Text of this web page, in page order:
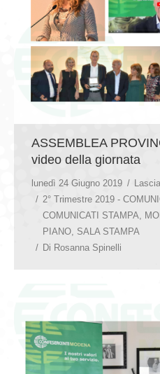
ASSEMBLEA
video della giornata
lunedì 24 Giugno 2019
2° Trimestre 2019 -
COMUNICATI STAMPA,
PIANO, SALA STAMPA
Di Rosanna Spinelli